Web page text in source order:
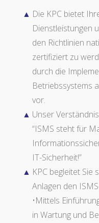
Die KPC bietet
Dienstleistungen
den Richtlinien
zertifiziert zu
durch die
Betriebssystems
vor.
Unser
“ISMS steht für
IT-Sicherheit!”
KPC begleitet Sie
Anlagen den
•Mittels
in Wartung und